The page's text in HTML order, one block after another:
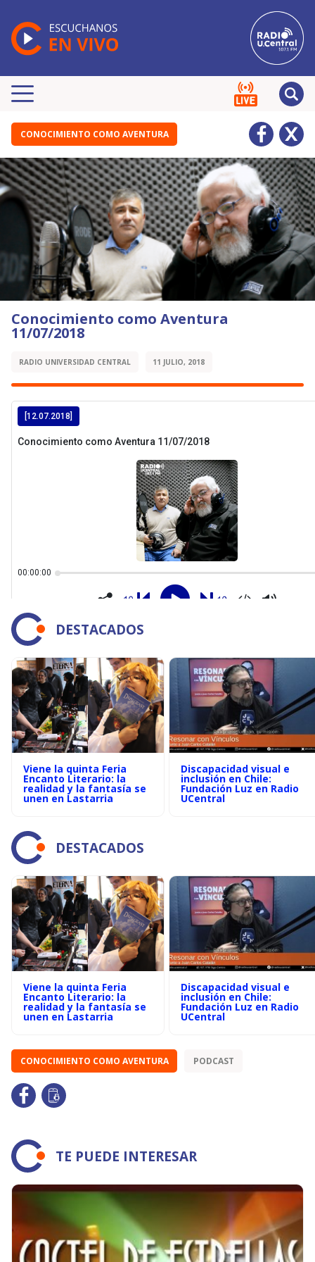
CONOCIMIENTO COMO AVENTURA
Conocimiento como Aventura
11/07/2018
RADIO UNIVERSIDAD CENTRAL 11 JULIO, 2018
DESTACADOS
Viene la quinta Feria
Encanto Literario: la
realidad y la fantasía se
unen en Lastarria
Discapacidad visual e
inclusión en Chile:
Fundación Luz en Radio
UCentral
DESTACADOS
Viene la quinta Feria
Encanto Literario: la
realidad y la fantasía se
unen en Lastarria
Discapacidad visual e
inclusión en Chile:
Fundación Luz en Radio
UCentral
CONOCIMIENTO COMO AVENTURA PODCAST
TE PUEDE INTERESAR